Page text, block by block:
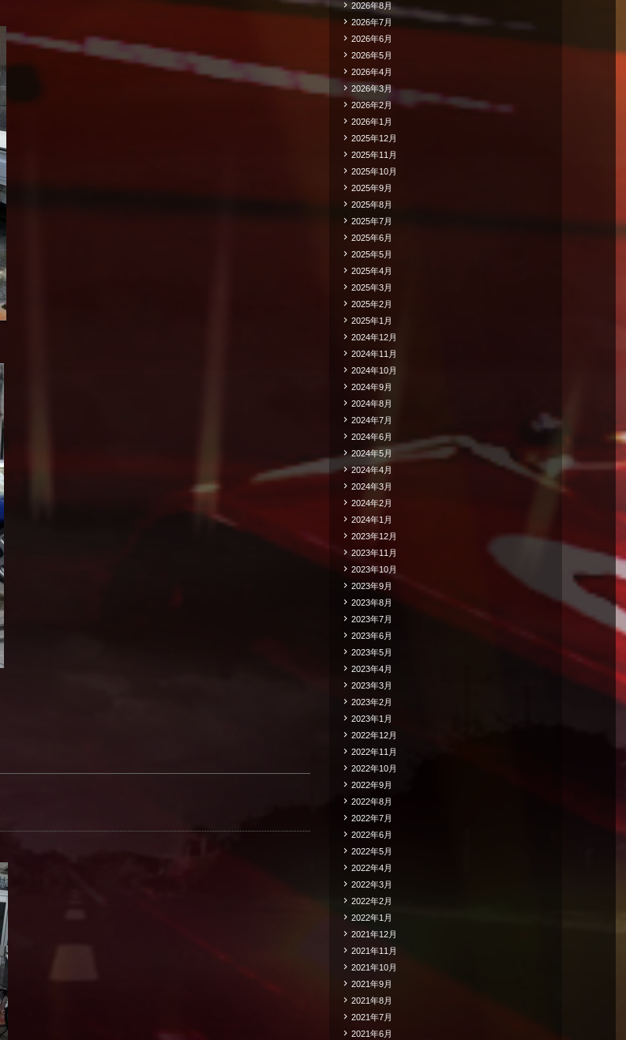
2026年8月
2026年7月
2026年6月
2026年5月
2026年4月
2026年3月
2026年2月
2026年1月
2025年12月
2025年11月
2025年10月
2025年9月
2025年8月
2025年7月
2025年6月
2025年5月
2025年4月
2025年3月
2025年2月
2025年1月
2024年12月
2024年11月
2024年10月
2024年9月
2024年8月
2024年7月
2024年6月
2024年5月
2024年4月
2024年3月
2024年2月
2024年1月
2023年12月
2023年11月
2023年10月
2023年9月
2023年8月
2023年7月
2023年6月
2023年5月
2023年4月
2023年3月
2023年2月
2023年1月
2022年12月
2022年11月
2022年10月
2022年9月
2022年8月
2022年7月
2022年6月
2022年5月
2022年4月
2022年3月
2022年2月
2022年1月
2021年12月
2021年11月
2021年10月
2021年9月
2021年8月
2021年7月
2021年6月